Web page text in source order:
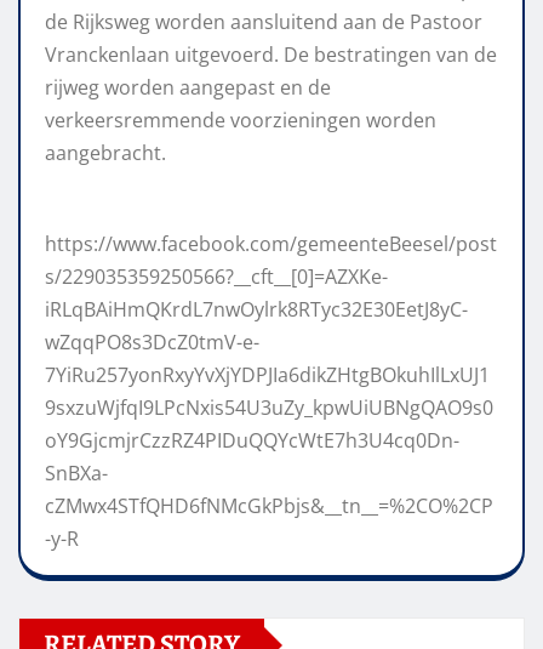
de Rijksweg worden aansluitend aan de Pastoor
Vranckenlaan uitgevoerd. De bestratingen van de
rijweg worden aangepast en de
verkeersremmende voorzieningen worden
aangebracht.
https://www.facebook.com/gemeenteBeesel/post
s/229035359250566?__cft__[0]=AZXKe-
iRLqBAiHmQKrdL7nwOylrk8RTyc32E30EetJ8yC-
wZqqPO8s3DcZ0tmV-e-
7YiRu257yonRxyYvXjYDPJIa6dikZHtgBOkuhIlLxUJ1
9sxzuWjfqI9LPcNxis54U3uZy_kpwUiUBNgQAO9s0
oY9GjcmjrCzzRZ4PIDuQQYcWtE7h3U4cq0Dn-
SnBXa-
cZMwx4STfQHD6fNMcGkPbjs&__tn__=%2CO%2CP
-y-R